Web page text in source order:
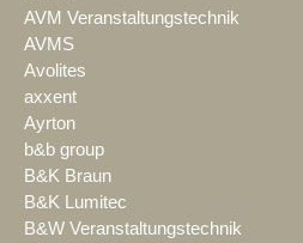
AVM Veranstaltungstechnik
AVMS
Avolites
axxent
Ayrton
b&b group
B&K Braun
B&K Lumitec
B&W Veranstaltungstechnik